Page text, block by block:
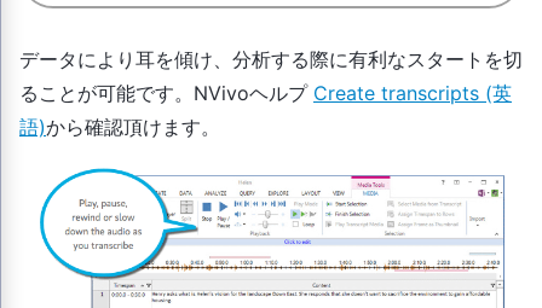
データにより耳を傾け、分析する際に有利なスタートを切
ることが可能です。NVivoヘルプ Create transcripts (英
語)から確認頂けます。